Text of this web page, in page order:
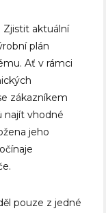
Zjistit aktuální
plán
Ať v rámci
zákazníkem
najít vhodné
jeho
pouze z jedné